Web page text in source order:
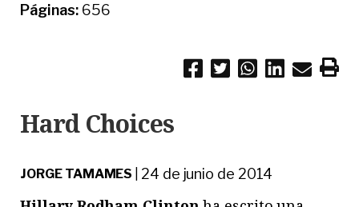
Páginas: 656
Hard Choices
JORGE TAMAMES 24 de junio de 2014